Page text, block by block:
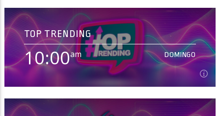
9:00am DOMINGO
[...]
Ver Más
TOP TRENDING
10:00am DOMINGO
10:00am DOMINGO